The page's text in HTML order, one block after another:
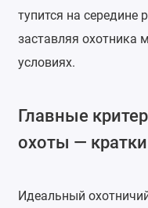
тупится на середине
заставляя охотника
условиях.
Главные
охоты —
Идеальный